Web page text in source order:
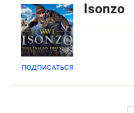
ПОДПИСАТЬСЯ
Isonzo